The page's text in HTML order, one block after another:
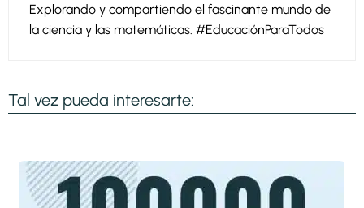
Explorando y compartiendo el fascinante mundo de
la ciencia y las matemáticas. #EducaciónParaTodos
Tal vez pueda interesarte: